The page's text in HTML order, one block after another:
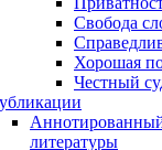
Свобода
Хорошая
Честный
Аннотированный
литературы